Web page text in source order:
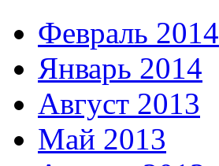
Февраль 2014
Январь 2014
Август 2013
Май 2013